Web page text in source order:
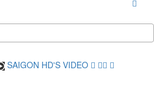
SAIGON HD'S VIDEO